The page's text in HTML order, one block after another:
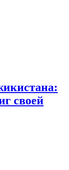
своей